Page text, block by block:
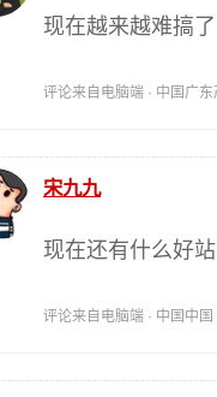
现在越来越难搞了
评论来自电脑端 · 中国广
宋九九
现在还有什么好
评论来自电脑端 · 中国中